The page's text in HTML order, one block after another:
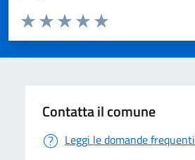
Valuta da 1 a 5 stelle la pagina
Valuta 5 stelle su 5
Valuta 4 stelle su 5
Valuta 3 stelle su 5
Valuta 2 stelle su 5
Valuta 1 stelle su 5
Contatta il comune
Leggi le domande frequenti